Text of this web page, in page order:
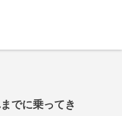
でに乗ってき